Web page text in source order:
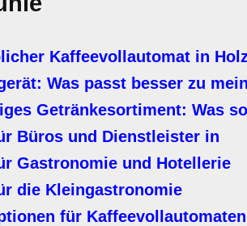
Kaffeevollautomat in
Was passt besser zu
Getränkesortiment: Was
Büros und Dienstleister in
Gastronomie und Hotellerie
die Kleingastronomie
für